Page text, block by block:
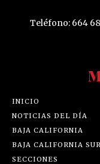
Teléfono: 664
INICIO
NOTICIAS DEL DÍA
BAJA CALIFORNIA
BAJA CALIFORNIA SUR
SECCIONES